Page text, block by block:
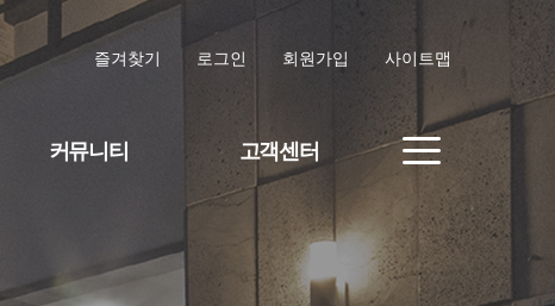
즐겨찾기 로그인 회원가입 사이트맵
커뮤니티 고객센터